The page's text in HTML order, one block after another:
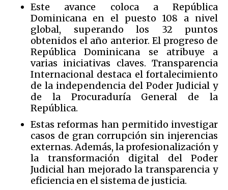
Este avance coloca a República
Dominicana en el puesto 108 a nivel
global, superando los 32 puntos
obtenidos el año anterior. El progreso de
República Dominicana se atribuye a
varias iniciativas claves. Transparencia
Internacional destaca el fortalecimiento
de la independencia del Poder Judicial y
de la Procuraduría General de la
República.
Estas reformas han permitido investigar
casos de gran corrupción sin injerencias
externas. Además, la profesionalización y
la transformación digital del Poder
Judicial han mejorado la transparencia y
eficiencia en el sistema de justicia.